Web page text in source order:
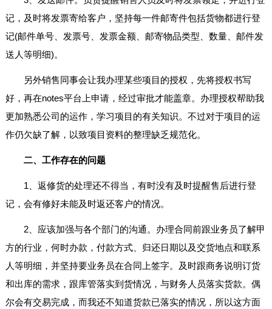
记，及时将发票寄给客户，坚持每一件邮寄件包括货物都进行登
记(邮件单号、发票号、发票金额、邮寄物品类型、数量、邮件发
送人等明细)。
另外销售同事会让我办理某些项目的授权，先将授权书写
好，再在notes平台上申请，经过审批才能盖章。办理授权帮助我
更加熟悉公司的运作，学习项目的有关知识。不过对于项目的运
作仍欠缺了解，以致项目资料的整理缺乏规范化。
二、工作存在的问题
1、返修货的处理还不得当，有时没有及时提醒售后进行登
记，会有修好未能及时返还客户的情况。
2、应该加强与各个部门的沟通。办理合同前跟业务员了解甲
方的行业，何时办款，付款方式、归还日期以及交货地点和联系
人等明细，并坚持要业务员在合同上签字。及时跟商务说明订货
和出库的需求，跟库管落实到货情况，与财务人员落实货款。偶
尔会有交易完成，而我还不知道货款已落实的情况，所以这方面